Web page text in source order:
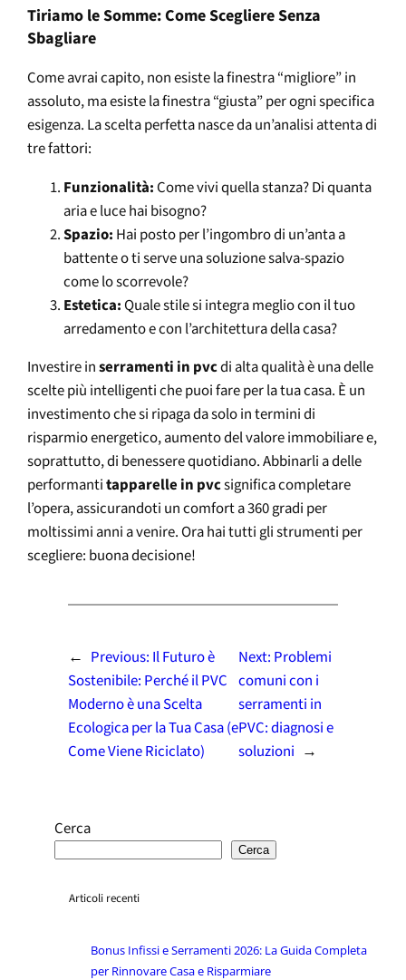
Tiriamo le Somme: Come Scegliere Senza
Sbagliare
Come avrai capito, non esiste la finestra “migliore” in
assoluto, ma esiste la finestra “giusta” per ogni specifica
esigenza. La scelta perfetta nasce da un’analisi attenta di
tre fattori:
Funzionalità:Come vivi quella stanza? Di quanta
aria e luce hai bisogno?
Spazio: Hai posto per l’ingombro di un’anta a
battente o ti serve una soluzione salva-spazio
come lo scorrevole?
Estetica:Quale stile si integra meglio con il tuo
arredamento e con l’architettura della casa?
Investire inserramenti in pvcdi alta qualità è una delle
scelte più intelligenti che puoi fare per la tua casa. È un
investimento che si ripaga da solo in termini di
risparmio energetico, aumento del valore immobiliare e,
soprattutto, di benessere quotidiano. Abbinarli a delle
performantitapparelle in pvcsignifica completare
l’opera, assicurandoti un comfort a 360 gradi per
moltissimi anni a venire. Ora hai tutti gli strumenti per
scegliere: buona decisione!
← Previous: Il Futuro è
Sostenibile: Perché il PVC
Moderno è una Scelta
Ecologica per la Tua Casa (e
Come Viene Riciclato)
Next: Problemi
comuni con i
serramenti in
PVC: diagnosi e
soluzioni →
Cerca
Cerca
Articoli recenti
Bonus Infissi e Serramenti 2026: La Guida Completa
per Rinnovare Casa e Risparmiare